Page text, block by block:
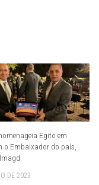
Egito em
o Embaixador do país,
DE 2023